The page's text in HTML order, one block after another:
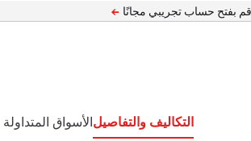
التكاليف والتفاصيلالأسواق المتداولة